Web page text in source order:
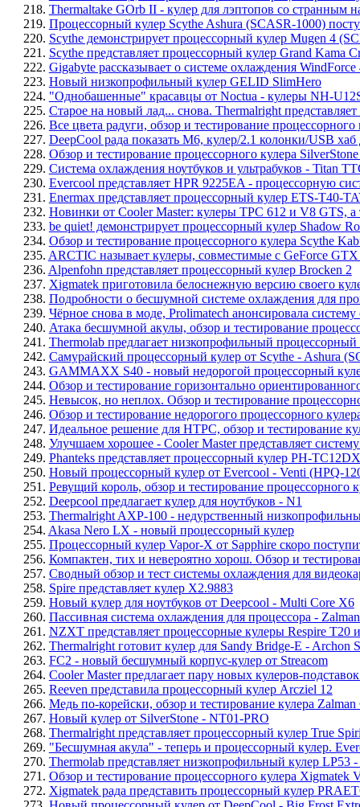
218. Thermaltake GOrb II - кулер для лэптопов со странным
219. Процессорный кулер Scythe Ashura (SCASR-1000)
220. Scythe демонстрирует процессорный кулер Mugen 4
221. Scythe представляет процессорный кулер Grand Kama
222. Gigabyte рассказывает о системе охлаждения WindForce
223. Новый низкопрофильный кулер GELID SlimHero
224. "Однобашенные" красавцы от Noctua - кулеры NH-
225. Старое на новый лад... снова. Thermalright
226. Все цвета радуги, обзор и тестирование
227. DeepCool рада показать M6, кулер/2.1 колонки/USB хаб
228. Обзор и тестирование процессорного кулера
229. Система охлаждения ноутбуков и ультрабуков - Titan
230. Evercool представляет HPR 9225EA - процессорную
231. Enermax представляет процессорный кулер ETS-T40-
232. Новинки от Cooler Master: кулеры TPC 612 и V8 GTS, а
233. be quiet! демонстрирует процессорный кулер Shadow
234. Обзор и тестирование процессорного кулера Scythe
235. ARCTIC называет кулеры, совместимые с GeForce
236. Alpenfohn представляет процессорный кулер Brocken 2
237. Xigmatek приготовила белоснежную версию своего
238. Подробности о бесшумной системе охлаждения для
239. Чёрное снова в моде, Prolimatech анонсировала
240. Атака бесшумной акулы, обзор и тестирование
241. Thermolab предлагает низкопрофильный
242. Самурайский процессорный кулер от Scythe - Ashura
243. GAMMAXX S40 - новый недорогой процессорный
244. Обзор и тестирование горизонтально
245. Невысок, но неплох. Обзор и тестирование
246. Обзор и тестирование недорогого процессорного
247. Идеальное решение для HTPC, обзор и тестирование
248. Улучшаем хорошее - Cooler Master представляет
249. Phanteks представляет процессорный кулер PH-TC12DX
250. Новый процессорный кулер от Evercool - Venti (HPQ-
251. Ревущий король, обзор и тестирование процессорного
252. Deepcool предлагает кулер для ноутбуков - N1
253. Thermalright AXP-100 - недурственный
254. Akasa Nero LX - новый процессорный кулер
255. Процессорный кулер Vapor-X от Sapphire скоро
256. Компактен, тих и невероятно хорош. Обзор и
257. Сводный обзор и тест системы охлаждения для
258. Spire представляет кулер X2.9883
259. Новый кулер для ноутбуков от Deepcool - Multi Core X6
260. Пассивная система охлаждения для процессора -
261. NZXT представляет процессорные кулеры Respire T20
262. Thermalright готовит кулер для Sandy Bridge-E - Archon
263. FC2 - новый бесшумный корпус-кулер от Streacom
264. Cooler Master предлагает пару новых кулеров-
265. Reeven представила процессорный кулер Arcziel 12
266. Медь по-корейски, обзор и тестирование кулера
267. Новый кулер от SilverStone - NT01-PRO
268. Thermalright представляет процессорный кулер True
269. "Бесшумная акула" - теперь и процессорный кулер.
270. Thermolab представляет низкопрофильный кулер
271. Обзор и тестирование процессорного кулера Xigmatek
272. Xigmatek рада представить процессорный кулер